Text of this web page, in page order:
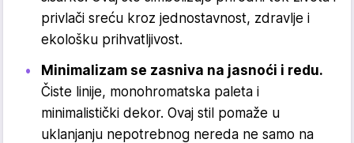
privlači sreću kroz jednostavnost, zdravlje i
ekološku prihvatljivost.
Minimalizam se zasniva na jasnoći i redu.
Čiste linije, monohromatska paleta i
minimalistički dekor. Ovaj stil pomaže u
uklanjanju nepotrebnog nereda ne samo na